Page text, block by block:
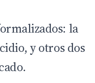
la
y otros dos